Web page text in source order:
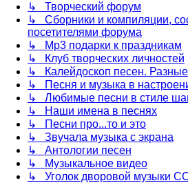
↳ Творческий форум
↳ Сборники и компиляции,
посетителями форума
↳ Mp3 подарки к праздникам
↳ Клуб творческих личностей
↳ Калейдоскоп песен. Разные
↳ Песня и музыка в
↳ Любимые песни в стиле
↳ Наши имена в песнях
↳ Песни про...то и это
↳ Звучала музыка с экрана
↳ Антологии песен
↳ Музыкальное видео
↳ Уголок дворовой музыки